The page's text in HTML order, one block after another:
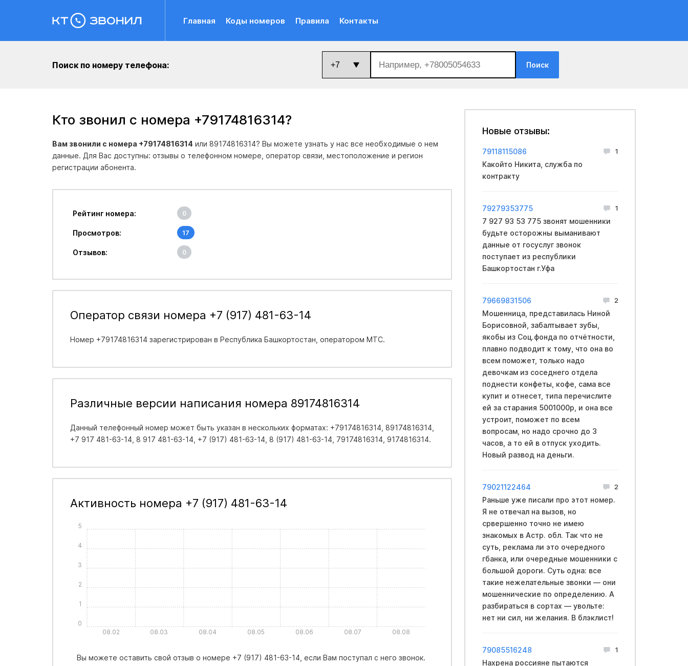
Главная Коды номеров Правила Контакты
Поиск по номеру телефона: Поиск
Кто звонил с номера +79174816314?
Вам звонили с номера +79174816314 или 89174816314? Вы можете узнать у нас все необходимые о нем
данные. Для Вас доступны: отзывы о телефонном номере, оператор связи, местоположение и регион
регистрации абонента.
Рейтинг номера: 0
Просмотров: 17
Отзывов: 0
Оператор связи номера +7 (917) 481-63-14
Номер +79174816314 зарегистрирован в Республика Башкортостан , оператором МТС.
Различные версии написания номера 89174816314
Данный телефонный номер может быть указан в нескольких форматах: +79174816314, 89174816314,
+7 917 481-63-14, 8 917 481-63-14, +7 (917) 481-63-14, 8 (917) 481-63-14, 79174816314, 9174816314.
Активность номера +7 (917) 481-63-14
08.02 08.03 08.04 08.05 08.06 08.07 08.08
0
1
2
3
4
5
Вы можете оставить свой отзыв о номере +7 (917) 481-63-14, если Вам поступал с него звонок.
Новые отзывы:
79118115086 1
Какойто Никита, служба по
контракту
79279353775 1
7 927 93 53 775 звонят мошенники
будьте осторожны выманивают
данные от госуслуг звонок
поступает из республики
Башкортостан г.Уфа
79669831506 2
Мошенница, представилась Ниной
Борисовной, забалтывает зубы,
якобы из Соц.фонда по отчётности,
плавно подводит к тому, что она во
всем поможет, только надо
девочкам из соседнего отдела
поднести конфеты, кофе, сама все
купит и отнесет, типа перечислите
ей за старания 5001000р, и она все
устроит, поможет по всем
вопросам, но надо срочно до 3
часов, а то ей в отпуск уходить.
Новый развод на деньги.
79021122464 2
Раньше уже писали про этот номер.
Я не отвечал на вызов, но
срвершенно точно не имею
знакомых в Acтр. обл. Так что не
суть, реклама ли это очередного
гбанка, или очередные мошенники с
большой дороги. Суть одна: все
такие нежелательные звонки — они
мошеннические по определению. А
разбираться в сортах — увольте:
нет ни сил, ни желания. В блэклиcт!
79085516248 1
Нахрена россияне пытаются